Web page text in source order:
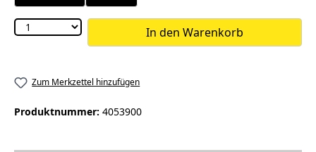
In den Warenkorb
Zum Merkzettel hinzufügen
Produktnummer: 4053900